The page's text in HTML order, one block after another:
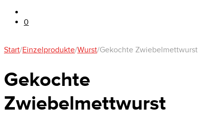
0
Start/Einzelprodukte/Wurst/Gekochte Zwiebelmettwurst
Gekochte
Zwiebelmettwurst